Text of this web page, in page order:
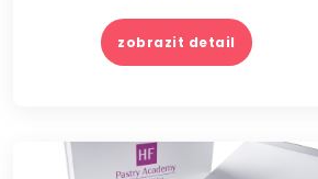
zobrazit detail